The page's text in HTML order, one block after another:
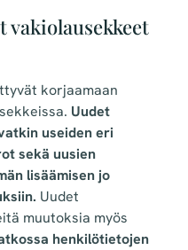
korjaamaan
Uudet
useiden eri
sekä uusien
lisäämisen jo
Uudet
muutoksia myös
henkilötietojen